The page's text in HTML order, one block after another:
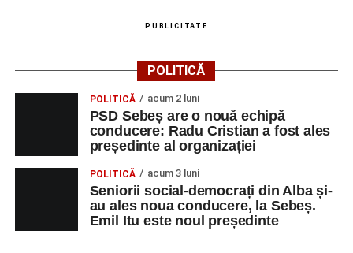
PUBLICITATE
POLITICĂ
POLITICĂ acum 2 luni
PSD Sebeș are o nouă echipă
conducere: Radu Cristian a fost ales
președinte al organizației
POLITICĂ acum 3 luni
Seniorii social-democrați din Alba și-
au ales noua conducere, la Sebeș.
Emil Itu este noul președinte